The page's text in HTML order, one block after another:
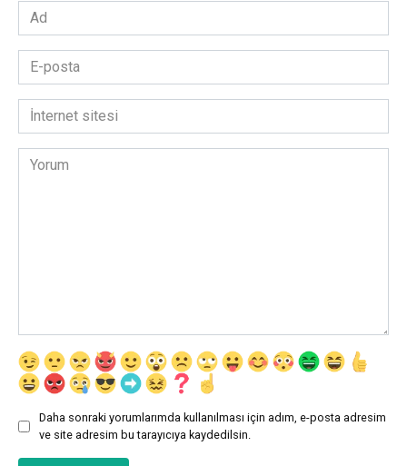
Ad
*
posta
*İnternet
sitesi
Yorum
Daha sonraki yorumlarımda kullanılması için adım, e-posta adresim
ve site adresim bu tarayıcıya kaydedilsin.